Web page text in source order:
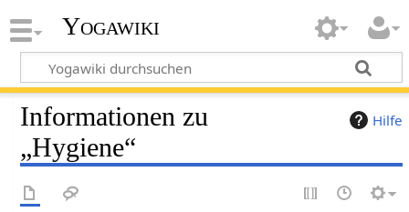
Yogawiki
Hilfe
Informationen zu
„Hygiene“